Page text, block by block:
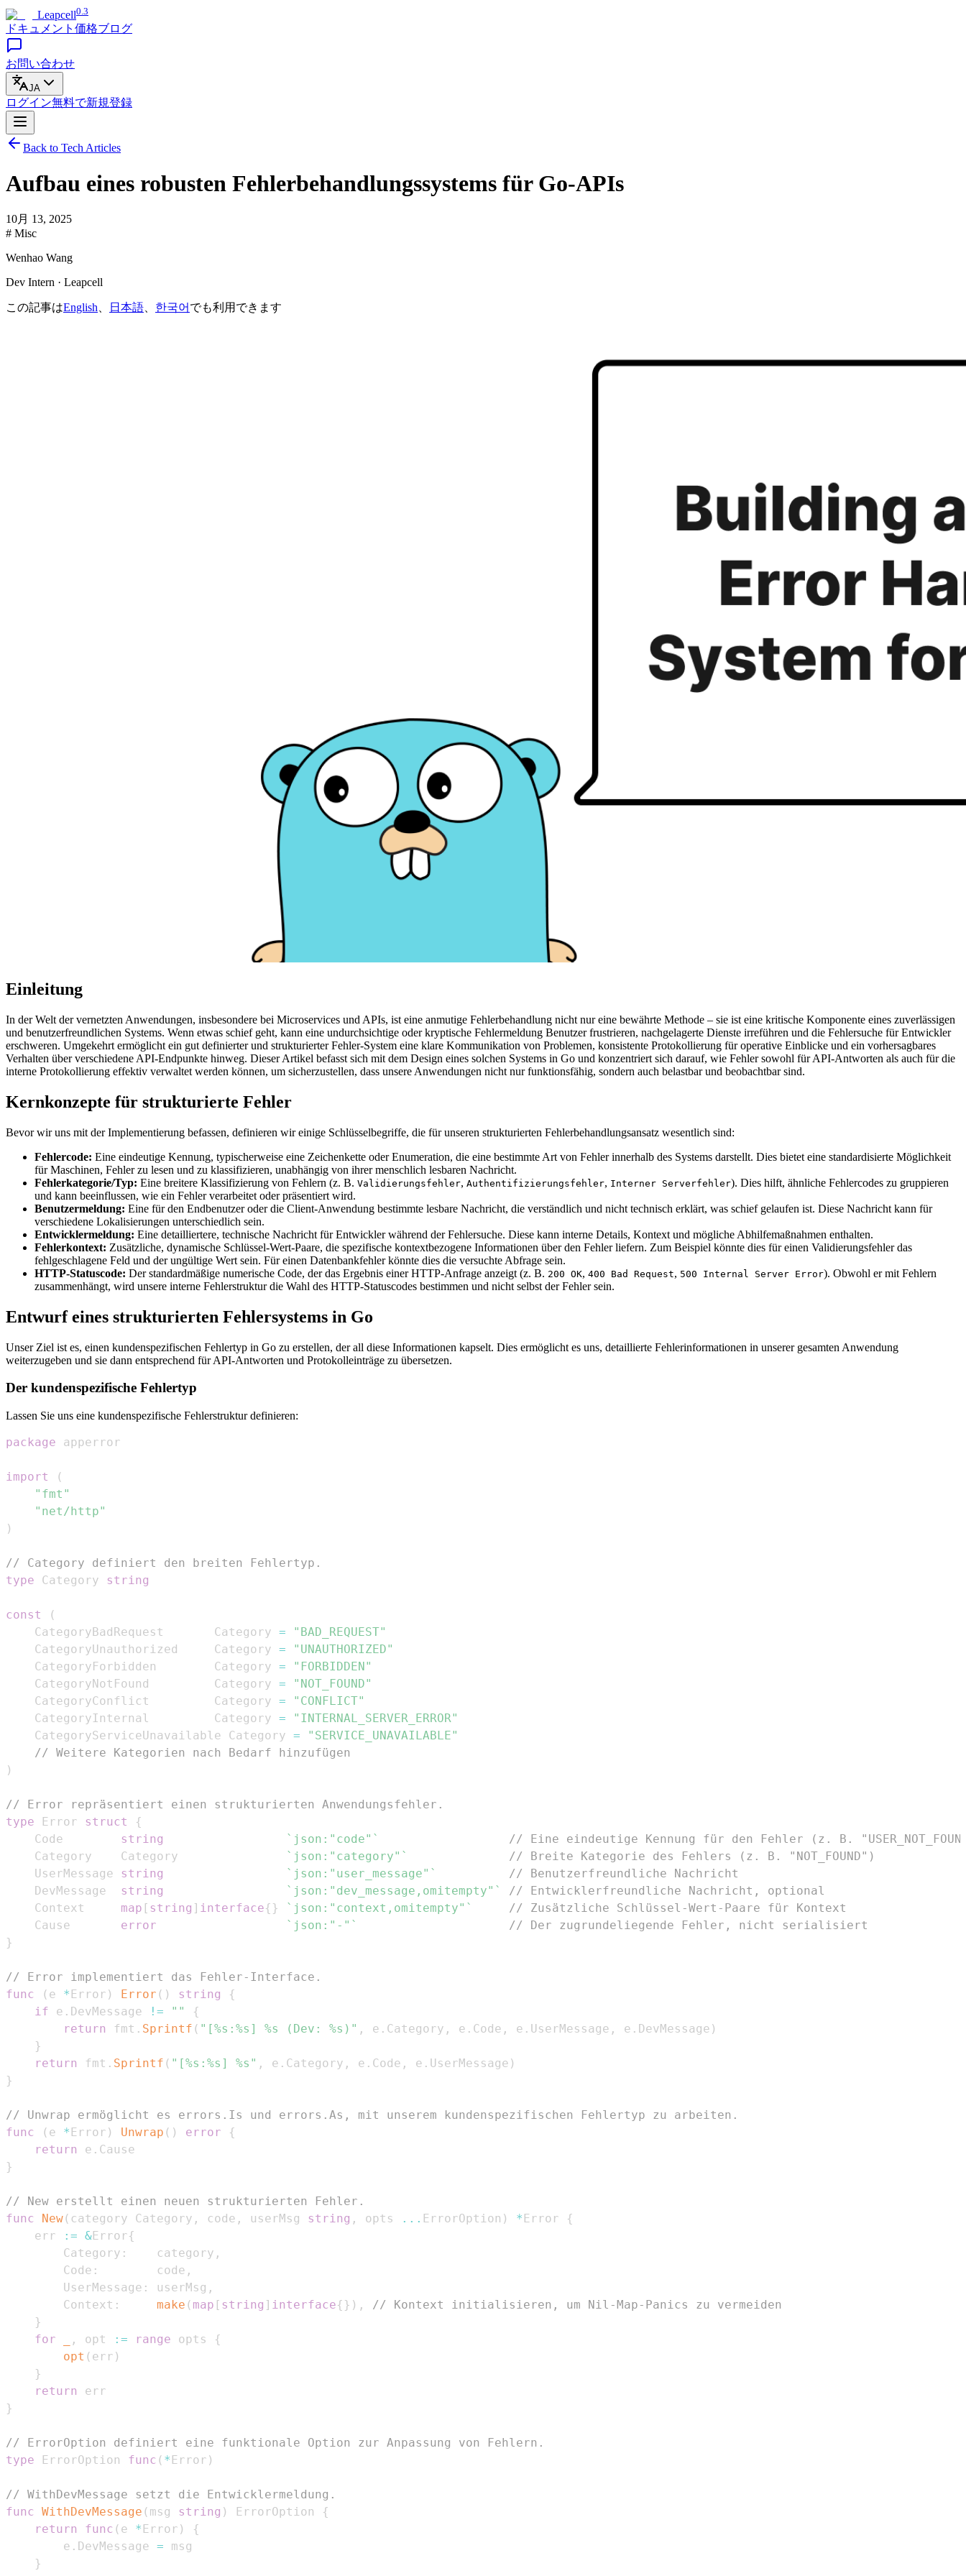
Leapcell0.3
ドキュメント 価格ブログ
お問い合わせ
JA
ログイン無料で新規登録
Back to Tech Articles
Aufbau eines robusten Fehlerbehandlungssystems für Go-APIs
10月 13, 2025
# Misc
Wenhao Wang
Dev Intern · Leapcell
この記事はEnglish 日本語 한국어 でも利用できます
Einleitung
In der Welt der vernetzten Anwendungen, insbesondere bei Microservices und APIs, ist eine anmutige Fehlerbehandlung nicht nur eine bewährte Methode – sie ist eine kritische Komponente eines zuverlässigen
und benutzerfreundlichen Systems. Wenn etwas schief geht, kann eine undurchsichtige oder kryptische Fehlermeldung Benutzer frustrieren, nachgelagerte Dienste irreführen und die Fehlersuche für Entwickler
erschweren. Umgekehrt ermöglicht ein gut definierter und strukturierter Fehler-System eine klare Kommunikation von Problemen, konsistente Protokollierung für operative Einblicke und ein vorhersagbares
Verhalten über verschiedene API-Endpunkte hinweg. Dieser Artikel befasst sich mit dem Design eines solchen Systems in Go und konzentriert sich darauf, wie Fehler sowohl für API-Antworten als auch für die
interne Protokollierung effektiv verwaltet werden können, um sicherzustellen, dass unsere Anwendungen nicht nur funktionsfähig, sondern auch belastbar und beobachtbar sind.
Kernkonzepte für strukturierte Fehler
Bevor wir uns mit der Implementierung befassen, definieren wir einige Schlüsselbegriffe, die für unseren strukturierten Fehlerbehandlungsansatz wesentlich sind:
Fehlercode: Eine eindeutige Kennung, typischerweise eine Zeichenkette oder Enumeration, die eine bestimmte Art von Fehler innerhalb des Systems darstellt. Dies bietet eine standardisierte Möglichkeit
für Maschinen, Fehler zu lesen und zu klassifizieren, unabhängig von ihrer menschlich lesbaren Nachricht.
Fehlerkategorie/Typ: Eine breitere Klassifizierung von Fehlern (z. B. Validierungsfehler, Authentifizierungsfehler, Interner Serverfehler). Dies hilft, ähnliche Fehlercodes zu gruppieren
und kann beeinflussen, wie ein Fehler verarbeitet oder präsentiert wird.
Benutzermeldung: Eine für den Endbenutzer oder die Client-Anwendung bestimmte lesbare Nachricht, die verständlich und nicht technisch erklärt, was schief gelaufen ist. Diese Nachricht kann für
verschiedene Lokalisierungen unterschiedlich sein.
Entwicklermeldung: Eine detailliertere, technische Nachricht für Entwickler während der Fehlersuche. Diese kann interne Details, Kontext und mögliche Abhilfemaßnahmen enthalten.
Fehlerkontext: Zusätzliche, dynamische Schlüssel-Wert-Paare, die spezifische kontextbezogene Informationen über den Fehler liefern. Zum Beispiel könnte dies für einen Validierungsfehler das
fehlgeschlagene Feld und der ungültige Wert sein. Für einen Datenbankfehler könnte dies die versuchte Abfrage sein.
HTTP-Statuscode: Der standardmäßige numerische Code, der das Ergebnis einer HTTP-Anfrage anzeigt (z. B. 200 OK, 400 Bad Request, 500 Internal Server Error). Obwohl er mit Fehlern
zusammenhängt, wird unsere interne Fehlerstruktur die Wahl des HTTP-Statuscodes bestimmen und nicht selbst der Fehler sein.
Entwurf eines strukturierten Fehlersystems in Go
Unser Ziel ist es, einen kundenspezifischen Fehlertyp in Go zu erstellen, der all diese Informationen kapselt. Dies ermöglicht es uns, detaillierte Fehlerinformationen in unserer gesamten Anwendung
weiterzugeben und sie dann entsprechend für API-Antworten und Protokolleinträge zu übersetzen.
Der kundenspezifische Fehlertyp
Lassen Sie uns eine kundenspezifische Fehlerstruktur definieren:
package
import
(
"fmt"
"net/http"
)
// Category definiert den breiten Fehlertyp.
type Category string
const
(
	CategoryBadRequest       Category
=
"BAD_REQUEST"
	CategoryUnauthorized     Category
=
"UNAUTHORIZED"
	CategoryForbidden        Category
=
"FORBIDDEN"
	CategoryNotFound         Category
=
"NOT_FOUND"
	CategoryConflict         Category
=
"CONFLICT"
	CategoryInternal         Category
=
"INTERNAL_SERVER_ERROR"
	CategoryServiceUnavailable Category
=
"SERVICE_UNAVAILABLE"
// Weitere Kategorien nach Bedarf hinzufügen
)
// Error repräsentiert einen strukturierten Anwendungsfehler.
type Error struct
{
	Code
string `json:"code"`
// Eine eindeutige Kennung für den Fehler (z. B.
	Category    Category
`json:"category"`
// Breite Kategorie des Fehlers (z. B. "NOT_FOUND")
	UserMessage
string `json:"user_message"`
// Benutzerfreundliche Nachricht
	DevMessage
string `json:"dev_message,omitempty"`
// Entwicklerfreundliche Nachricht, optional
	Context
map [ string ] interface{ } `json:"context,omitempty"`
// Zusätzliche Schlüssel-Wert-Paare für Kontext
	Cause
error `json:"-"`
// Der zugrundeliegende Fehler, nicht serialisiert
}
// Error implementiert das Fehler-Interface.
func
( e * Error ) Error ( ) string
{
if e . DevMessage != ""
{
return
fmt . Sprintf ( "[%s:%s] %s (Dev: %s)" , e . Category , e . Code , e . UserMessage , e . DevMessage )
}
return
fmt . Sprintf ( "[%s:%s] %s" , e . Category , e . Code , e . UserMessage )
}
// Unwrap ermöglicht es errors.Is und errors.As, mit unserem kundenspezifischen Fehlertyp zu arbeiten.
func
( e * Error ) Unwrap ( ) error
{
return
e .
}
// New erstellt einen neuen strukturierten Fehler.
func
New( category Category , code , userMsg string , opts ... ErrorOption ) * Error
{
	err
:= &Error{
		Category
:
    category
,
		Code
:
        code
,
		UserMessage
: userMsg ,
		Context
: make ( map [ string ] interface{ } ) ,
// Kontext initialisieren, um Nil-Map-Panics zu vermeiden
}
for
, opt := range opts
{
opt ( err )
}
return
}
// ErrorOption definiert eine funktionale Option zur Anpassung von Fehlern.
type ErrorOption func ( * Error )
// WithDevMessage setzt die Entwicklermeldung.
func WithDevMessage ( msg string ) ErrorOption
{
return
func ( e * Error )
{
		e
. DevMessage =
}